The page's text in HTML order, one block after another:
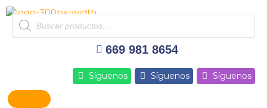
al
contenido
Products
search
669 981 8654
Síguenos Síguenos Síguenos